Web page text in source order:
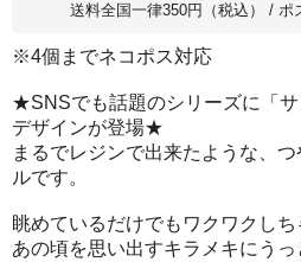
送料全国一律350円（税込） / ポ
※4個までネコポス対応
★SNSでも話題のシリーズに「サ
デザインが登場★
まるでレジンで出来たような、
ルです。
眺めているだけでもワクワクしち
あの頃を思い出すキラメキにう